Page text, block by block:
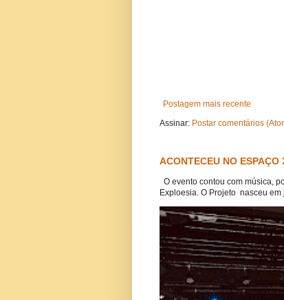
Postagem mais recente
Assinar: Postar comentários
ACONTECEU NO
O evento contou com música,
Exploesia. O Projeto nasceu em